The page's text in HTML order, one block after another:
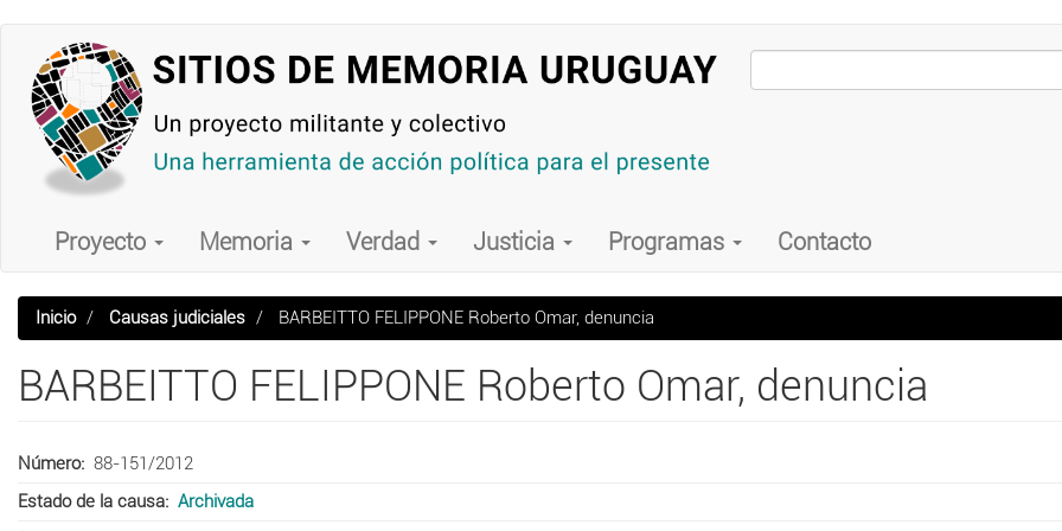
contenido
principal
Main
navigation
Proyecto Memoria Verdad Justicia Programas Contacto
Inicio Causas judiciales BARBEITTO FELIPPONE Roberto Omar, denuncia
BARBEITTO FELIPPONE Roberto Omar, denuncia
Número
88-151/2012
Estado de la causa
Archivada